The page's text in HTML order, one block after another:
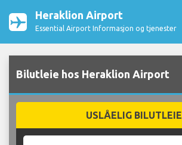
Heraklion Airport
Essential Airport Informasjon og tjenester
Bilutleie hos Heraklion Airport
USLÅELIG BILUTLEIE